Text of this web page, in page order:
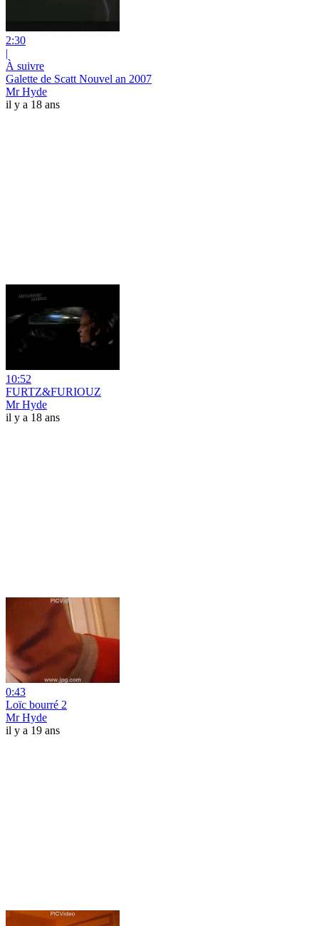
2:30
|
À suivre
Galette de Scatt Nouvel an 2007
Mr Hyde
il y a 18 ans
10:52
FURTZ&FURIOUZ
Mr Hyde
il y a 18 ans
0:43
Loïc bourré 2
Mr Hyde
il y a 19 ans